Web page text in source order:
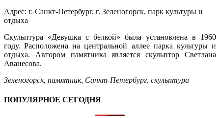
Адрес: г. Санкт-Петербург, г. Зеленогорск, парк культуры и
отдыха
Скульптура «Девушка с белкой» была установлена в 1960
году. Расположена на центральной аллее парка культуры и
отдыха. Автором памятника является скульптор Светлана
Аванесова.
Зеленогорск, памятник, Санкт-Петербург скульптура
ПОПУЛЯРНОЕ СЕГОДНЯ